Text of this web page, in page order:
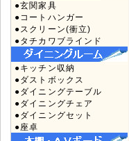
●玄関家具
●コートハンガー
●スクリーン(衝立)
●タチカワブラインド
●キッチン収納
●ダストボックス
●ダイニングテーブル
●ダイニングチェア
●ダイニングセット
●座卓